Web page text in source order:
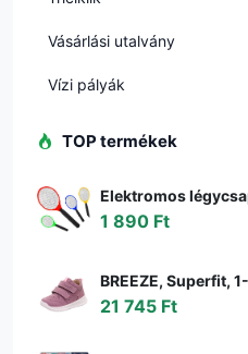
Vásárlási utalvány
Vízi pályák
TOP termékek
1 890 Ft
21 745 Ft